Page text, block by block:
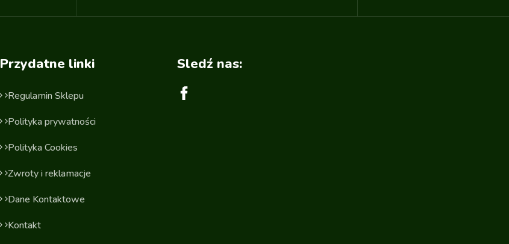
Przydatne linki
Regulamin Sklepu
Polityka prywatności
Polityka Cookies
Zwroty i reklamacje
Dane Kontaktowe
Kontakt
Sledź nas: